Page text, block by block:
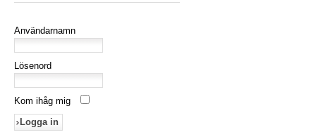
Användarnamn
Lösenord
Kom ihåg mig